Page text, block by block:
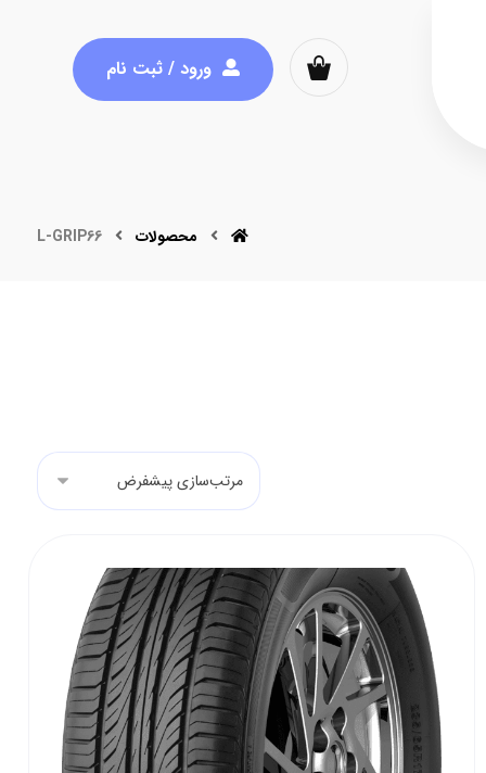
ورود / ثبت نام
محصولات L-GRIP66